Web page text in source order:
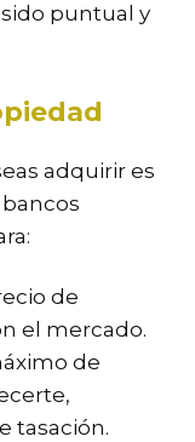
puntual y
adquirir es
de
el mercado.
de
tasación.